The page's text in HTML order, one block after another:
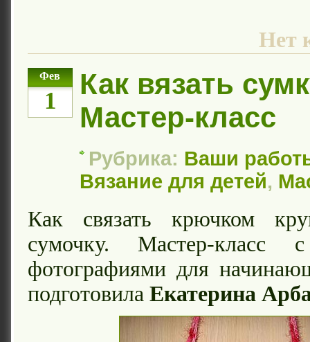
Нет
Фев
1
Как вязать
Мастер-класс
Рубрика: Ваши
Вязание для детей,
Как связать крючком
сумочку. Мастер-класс
фотографиями для
подготовила Екатерина